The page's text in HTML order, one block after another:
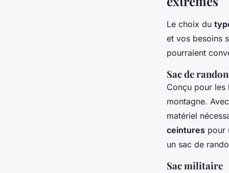
Le choix du
et vos besoins
pourraient
Sac de
Conçu pour
montagne.
matériel
ceintures pour
un sac de
Sac militaire